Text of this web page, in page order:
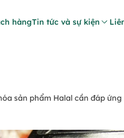
hàngTin tức và sự kiện
sản phẩm Halal cần đáp ứng